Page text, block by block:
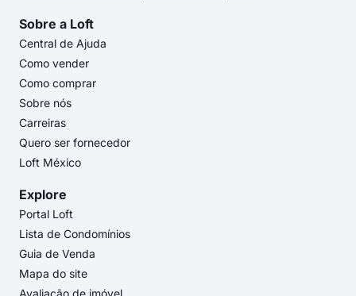
Sobre a Loft
Central de Ajuda
Como vender
Como comprar
Sobre nós
Carreiras
Quero ser fornecedor
Loft México
Explore
Portal Loft
Lista de Condomínios
Guia de Venda
Mapa do site
Avaliação de imóvel